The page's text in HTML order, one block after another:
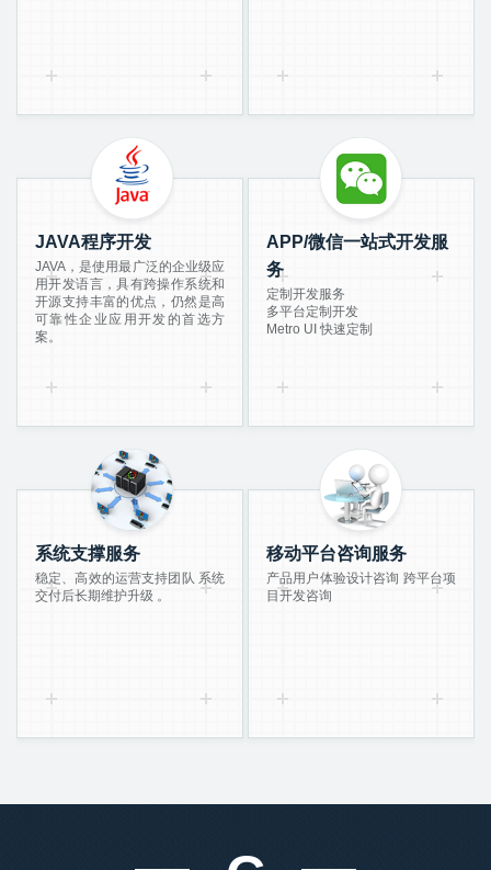
JAVA程序开发
JAVA，是使用最广泛的企业级应
用开发语言，具有跨操作系统和
开源支持丰富的优点，仍然是高
可靠性企业应用开发的首选方
案。
APP/微信一站式开发服
务
定制开发服务
多平台定制开发
Metro UI 快速定制
系统支撑服务
稳定、高效的运营支持团队 系统
交付后长期维护升级 。
移动平台咨询服务
产品用户体验设计咨询 跨平台项
目开发咨询